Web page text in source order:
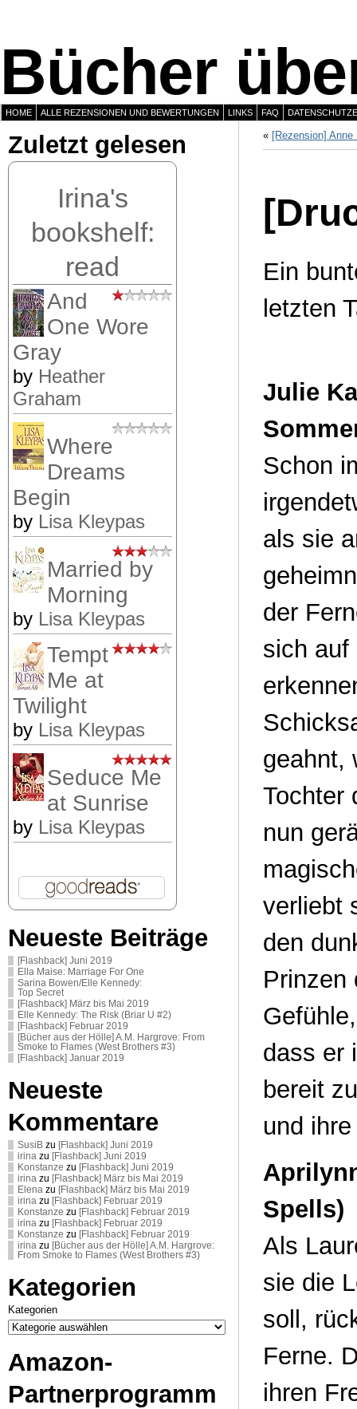
Bücher
HOME ALLE REZENSIONEN UND BEWERTUNGEN LINKS FAQ
Zuletzt gelesen
Irina's
bookshelf:
read
And
One Wore
Gray
by Heather
Graham
Where
Dreams
Begin
by Lisa Kleypas
Married by
Morning
by Lisa Kleypas
Tempt
Me at
Twilight
by Lisa Kleypas
Seduce Me
at Sunrise
by Lisa Kleypas
Neueste Beiträge
[Flashback] Juni 2019
Ella Maise: Marriage For One
Sarina Bowen/Elle Kennedy:
Top Secret
[Flashback] März bis Mai 2019
Elle Kennedy: The Risk (Briar U #2)
[Flashback] Februar 2019
[Bücher aus der Hölle] A.M. Hargrove: From
Smoke to Flames (West Brothers #3)
[Flashback] Januar 2019
Neueste
Kommentare
SusiB zu [Flashback] Juni 2019
irina zu [Flashback] Juni 2019
Konstanze zu [Flashback] Juni 2019
irina zu [Flashback] März bis Mai 2019
Elena zu [Flashback] März bis Mai 2019
irina zu [Flashback] Februar 2019
Konstanze zu [Flashback] Februar 2019
irina zu [Flashback] Februar 2019
Konstanze zu [Flashback] Februar 2019
irina zu [Bücher aus der Hölle] A.M. Hargrove:
From Smoke to Flames (West Brothers #3)
Kategorien
Kategorien
Amazon-
Partnerprogramm
« [Rezension]
Ein
letzten
Julie
Schon
als sie
der
sich auf
geahnt,
Tochter
nun
verliebt
den
Prinzen
dass er
bereit
und
Spells)
Als
sie die
soll,
Ferne.
ihren